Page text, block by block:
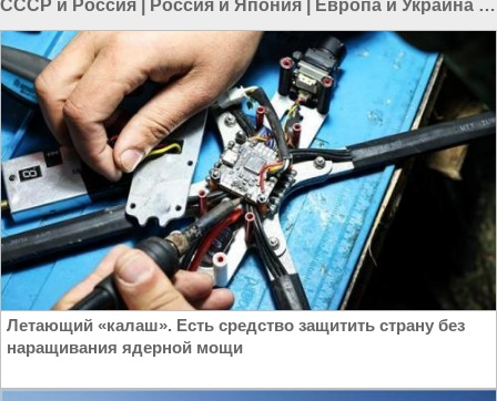
СССР и Россия Россия и Япония Европа и Украина |
Россия и Украина
Летающий «калаш». Есть средство защитить страну без
наращивания ядерной мощи